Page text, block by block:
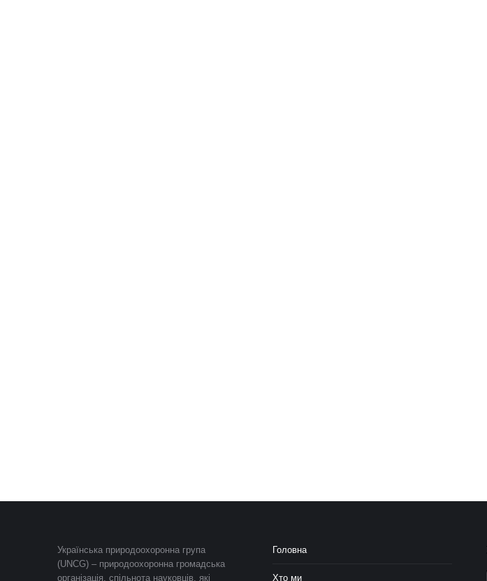
Українська природоохоронна група
(UNCG) – природоохоронна громадська
організація, спільнота науковців, які
Головна
Хто ми